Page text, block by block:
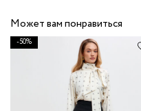
Может вам понравиться
-50%